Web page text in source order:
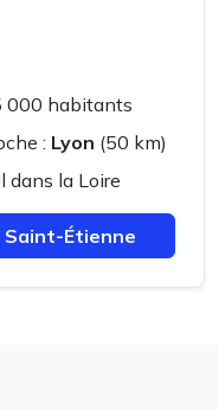
000 habitants
: Lyon (50 km)
dans la Loire
Saint-Étienne